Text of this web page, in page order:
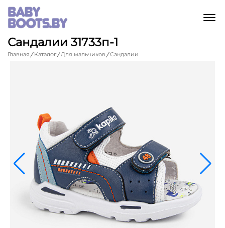
Сандалии 31733п-1
Главная Каталог Для мальчиков Сандалии